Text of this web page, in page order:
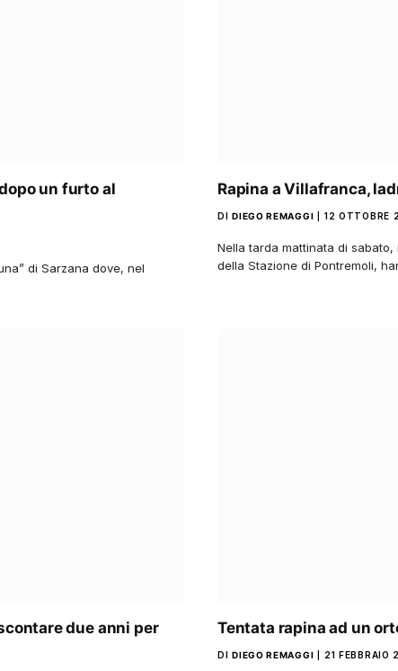
un furto al
di Sarzana dove, nel
Rapina a Villafranca,
DI DIEGO REMAGGI 12 OTTOBRE
Nella tarda mattinata di
della Stazione di Pontremoli,
due anni per Tentata rapina ad un
DI DIEGO REMAGGI 21 FEBBRAIO